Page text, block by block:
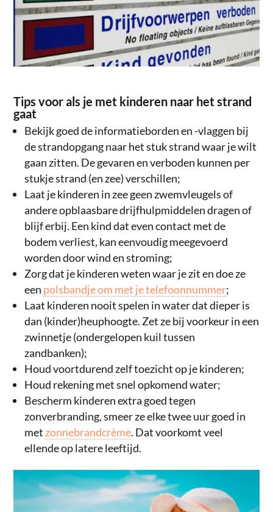
Tips voor als je met kinderen naar het strand
gaat
Bekijk goed de informatieborden en -vlaggen bij
de strandopgang naar het stuk strand waar je wilt
gaan zitten. De gevaren en verboden kunnen per
stukje strand (en zee) verschillen;
Laat je kinderen in zee geen zwemvleugels of
andere opblaasbare drijfhulpmiddelen dragen of
blijf erbij. Een kind dat even contact met de
bodem verliest, kan eenvoudig meegevoerd
worden door wind en stroming;
Zorg dat je kinderen weten waar je zit en doe ze
een polsbandje om met je telefoonnummer;
Laat kinderen nooit spelen in water dat dieper is
dan (kinder)heuphoogte. Zet ze bij voorkeur in een
zwinnetje (ondergelopen kuil tussen
zandbanken);
Houd voortdurend zelf toezicht op je kinderen;
Houd rekening met snel opkomend water;
Bescherm kinderen extra goed tegen
zonverbranding, smeer ze elke twee uur goed in
met zonnebrandcrème. Dat voorkomt veel
ellende op latere leeftijd.